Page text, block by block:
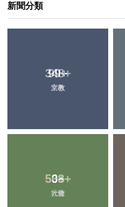
新聞分類
348+
文教
3+
大陸